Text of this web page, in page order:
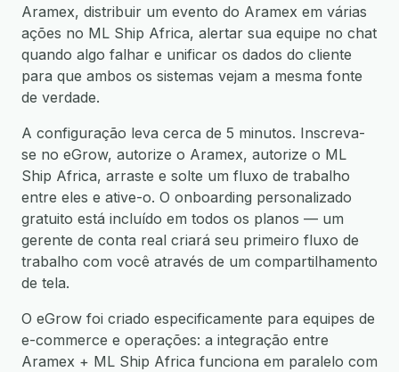
Aramex, distribuir um evento do Aramex em várias
ações no ML Ship Africa, alertar sua equipe no chat
quando algo falhar e unificar os dados do cliente
para que ambos os sistemas vejam a mesma fonte
de verdade.
A configuração leva cerca de 5 minutos. Inscreva-
se no eGrow, autorize o Aramex, autorize o ML
Ship Africa, arraste e solte um fluxo de trabalho
entre eles e ative-o. O onboarding personalizado
gratuito está incluído em todos os planos — um
gerente de conta real criará seu primeiro fluxo de
trabalho com você através de um compartilhamento
de tela.
O eGrow foi criado especificamente para equipes de
e-commerce e operações: a integração entre
Aramex + ML Ship Africa funciona em paralelo com